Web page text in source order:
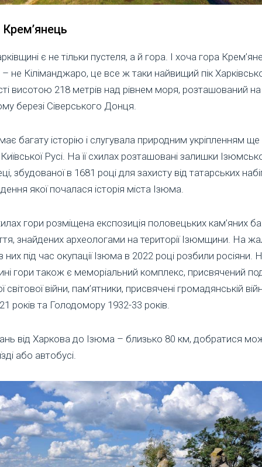
Крем’янець
є не тільки пустеля, а й гора. І хоча гора
– не Кіліманджаро, це все ж таки найвищий пік
висотою 218 метрів над рівнем моря, розташований на
березі Сіверського Донця.
багату історію і слугувала природним укріпленням ще
Русі. На її схилах розташовані залишки
збудованої в 1681 році для захисту від татарських
якої почалася історія міста Ізюма.
гори розміщена експозиція половецьких кам’яних
знайдених археологами на території Ізюмщини. На
них під час окупації Ізюма в 2022 році розбили росіяни.
гори також є меморіальний комплекс, присвячений
світової війни, пам’ятники, присвячені громадянській
років та Голодомору 1932-33 років.
від Харкова до Ізюма – близько 80 км, добратися
або автобусі.